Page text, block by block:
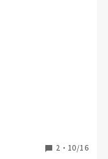
仕様で
2 ・ 10/16